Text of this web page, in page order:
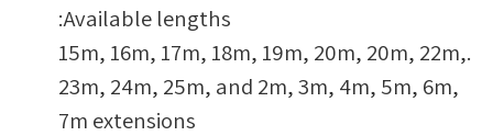
Available lengths:
.15m, 16m, 17m, 18m, 19m, 20m, 20m, 22m,
23m, 24m, 25m, and 2m, 3m, 4m, 5m, 6m,
7m extensions